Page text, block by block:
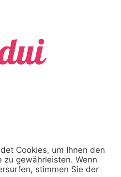
Cookies, um Ihnen den
zu gewährleisten. Wenn
stimmen Sie der